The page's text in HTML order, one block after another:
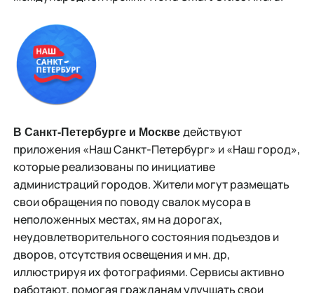
В Санкт-Петербурге и Москве действуют
приложения «Наш Санкт-Петербург» и «Наш город»,
которые реализованы по инициативе
администраций городов. Жители могут размещать
свои обращения по поводу свалок мусора в
неположенных местах, ям на дорогах,
неудовлетворительного состояния подъездов и
дворов, отсутствия освещения и мн. др,
иллюстрируя их фотографиями. Сервисы активно
работают, помогая гражданам улучшать свои